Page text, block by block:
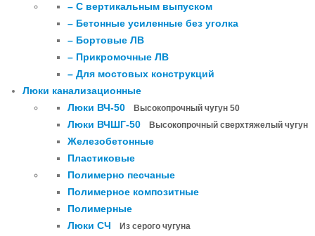
– С вертикальным выпуском
– Бетонные усиленные без уголка
– Бортовые ЛВ
– Прикромочные ЛВ
– Для мостовых конструкций
Люки канализационные
Люки ВЧ-50
Высокопрочный чугун 50
Люки ВЧШГ-50 Высокопрочный сверхтяжелый чугун
Железобетонные
Пластиковые
Полимерно песчаные
Полимерное композитные
Полимерные
Люки СЧ
Из серого чугуна